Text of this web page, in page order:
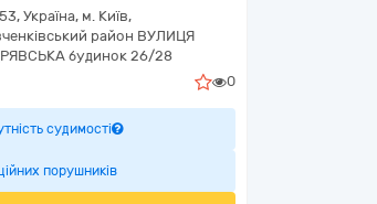
Україна, м. Київ,
район ВУЛИЦЯ
будинок 26/28
0
судимості
порушників